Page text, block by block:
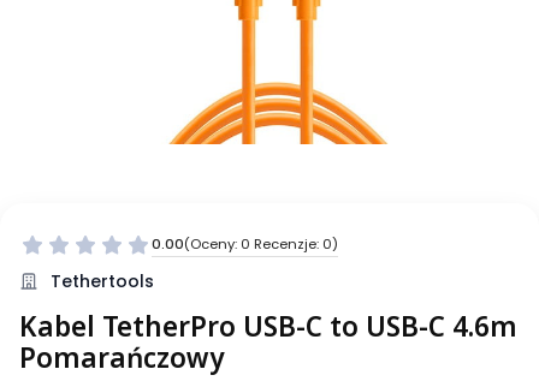
0.00(Oceny: 0 Recenzje: 0)
Tethertools
Kabel TetherPro USB-C to USB-C 4.6m
Pomarańczowy